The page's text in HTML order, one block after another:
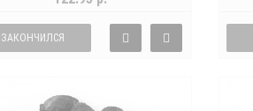
ЗАКОНЧИЛСЯ